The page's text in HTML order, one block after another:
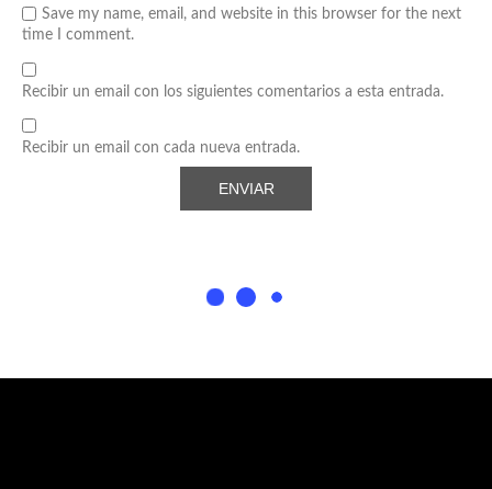
Save my name, email, and website in this browser for the next
time I comment.
Recibir un email con los siguientes comentarios a esta entrada.
Recibir un email con cada nueva entrada.